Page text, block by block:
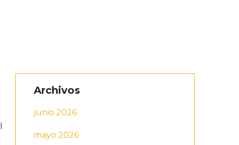
Archivos
junio 2026
mayo 2026